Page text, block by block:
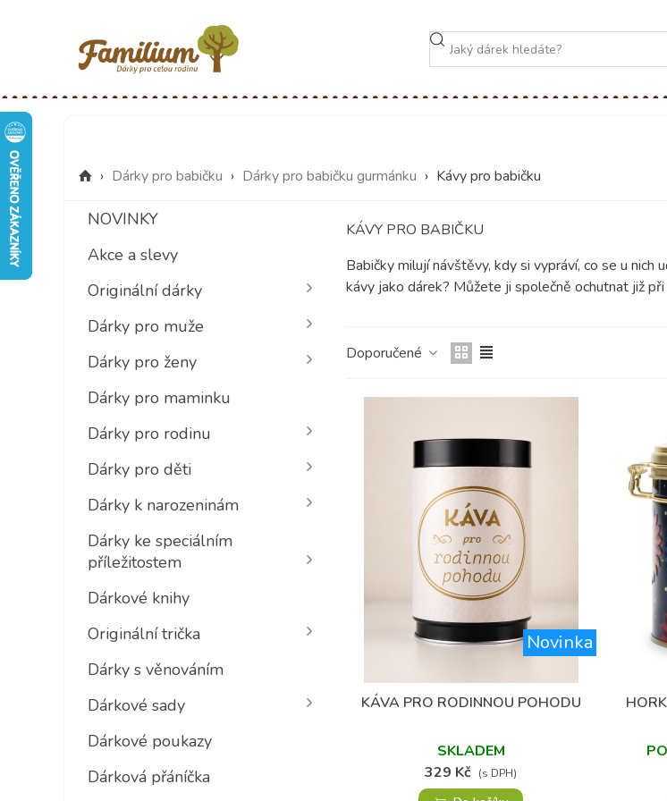
› Dárky pro babičku › Dárky pro babičku gurmánku › Kávy pro babičku
NOVINKY
Akce a slevy
Originální dárky
Dárky pro muže
Dárky pro ženy
Dárky pro maminku
Dárky pro rodinu
Dárky pro děti
Dárky k narozeninám
Dárky ke speciálním
příležitostem
Dárkové knihy
Originální trička
Dárky s věnováním
Dárkové sady
Dárkové poukazy
Dárková přáníčka
KÁVY PRO BABIČKU
Babičky milují návštěvy, kdy si vypráví, co se u nich
kávy jako dárek? Můžete ji společně ochutnat již
Doporučené
Novinka
Přidat do oblíbených
KÁVA PRO RODINNOU POHODU
SKLADEM
329 Kč (s DPH)